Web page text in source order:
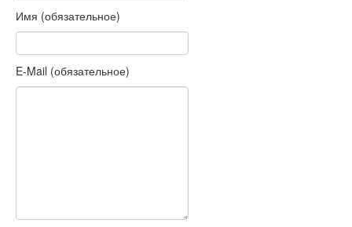
Имя (обязательное)
E-Mail (обязательное)